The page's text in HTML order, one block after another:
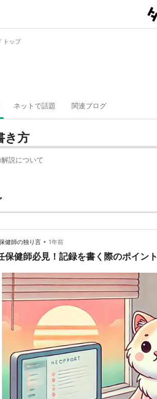
トップ
ネットで話題 関連ブログ
き方
説について
健師の独り言 • 1年前
保健師必見！記録を書く際のポイント